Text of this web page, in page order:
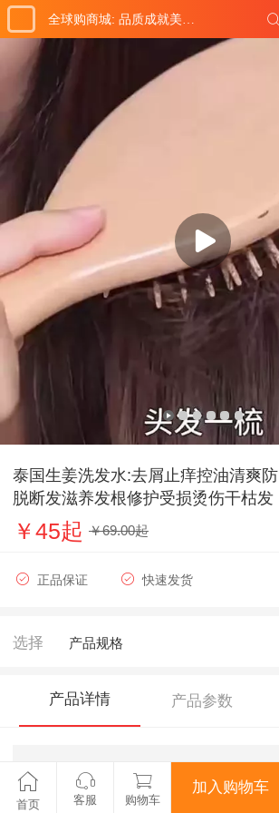
全球购商城: 品质成就美好生活!
泰国生姜洗发水:去屑止痒控油清爽防
脱断发滋养发根修护受损烫伤干枯发
质!
￥45起 ￥69.00起
正品保证 快速发货
选择 产品规格
产品详情 产品参数
首页 客服 购物车
加入购物车